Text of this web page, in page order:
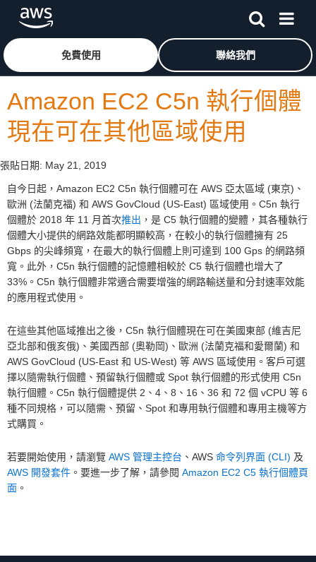
跳至主要內容按一下這裡可返回 Amazon Web Services 首頁
免費使用 聯絡我們
Amazon EC2 C5n 執行個體
現在可在其他區域使用
張貼日期: May 21, 2019
自今日起，Amazon EC2 C5n 執行個體可在 AWS 亞太區域 (東京)、
歐洲 (法蘭克福) 和 AWS GovCloud (US-East) 區域使用。C5n 執行
個體於 2018 年 11 月首次推出 ，是 C5 執行個體的變體，其各種執行
個體大小提供的網路效能都明顯較高，在較小的執行個體擁有 25
Gbps 的尖峰頻寬，在最大的執行個體上則可達到 100 Gps 的網路頻
寬。此外，C5n 執行個體的記憶體相較於 C5 執行個體也增大了
33%。C5n 執行個體非常適合需要增強的網路輸送量和分封速率效能
的應用程式使用。
在這些其他區域推出之後，C5n 執行個體現在可在美國東部 (維吉尼
亞北部和俄亥俄)、美國西部 (奧勒岡)、歐洲 (法蘭克福和愛爾蘭) 和
AWS GovCloud (US-East 和 US-West) 等 AWS 區域使用。客戶可選
擇以隨需執行個體、預留執行個體或 Spot 執行個體的形式使用 C5n
執行個體。C5n 執行個體提供 2、4、8、16、36 和 72 個 vCPU 等 6
種不同規格，可以隨需、預留、Spot 和專用執行個體和專用主機等方
式購買。
若要開始使用，請瀏覽 AWS 管理主控台 、AWS 命令列界面 (CLI) 及
AWS 開發套件 。要進一步了解，請參閱 Amazon EC2 C5 執行個體頁
面 。